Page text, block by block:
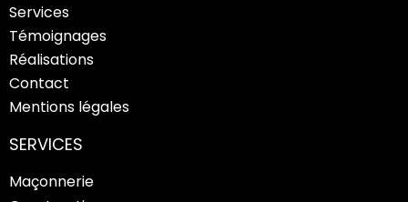
Services
Témoignages
Réalisations
Contact
Mentions légales
SERVICES
Maçonnerie